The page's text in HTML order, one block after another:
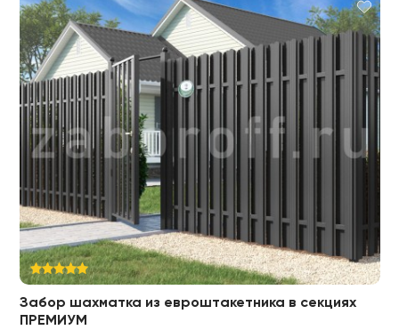
Забор шахматка из евроштакетника в секциях
ПРЕМИУМ